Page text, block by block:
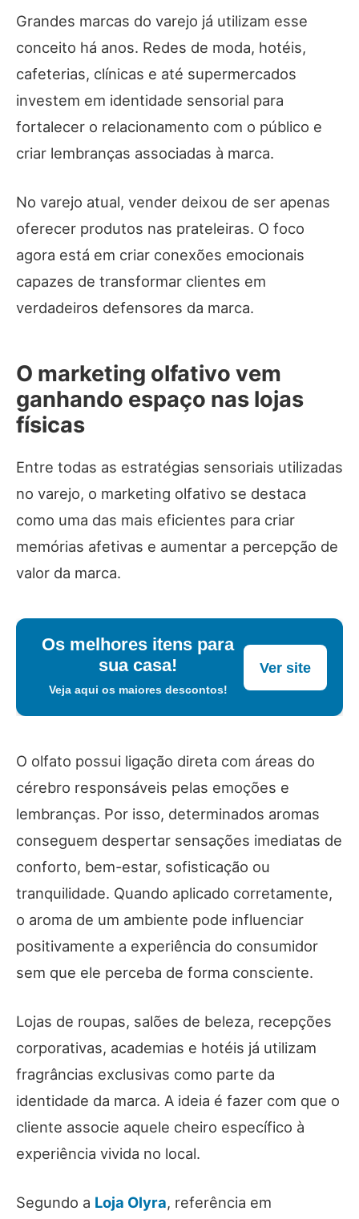
Grandes marcas do varejo já utilizam esse
conceito há anos. Redes de moda, hotéis,
cafeterias, clínicas e até supermercados
investem em identidade sensorial para
fortalecer o relacionamento com o público e
criar lembranças associadas à marca.
No varejo atual, vender deixou de ser apenas
oferecer produtos nas prateleiras. O foco
agora está em criar conexões emocionais
capazes de transformar clientes em
verdadeiros defensores da marca.
O marketing olfativo vem
ganhando espaço nas lojas
físicas
Entre todas as estratégias sensoriais utilizadas
no varejo, o marketing olfativo se destaca
como uma das mais eficientes para criar
memórias afetivas e aumentar a percepção de
valor da marca.
Os melhores itens para
sua casa!
Veja aqui os maiores descontos!
Ver site
O olfato possui ligação direta com áreas do
cérebro responsáveis pelas emoções e
lembranças. Por isso, determinados aromas
conseguem despertar sensações imediatas de
conforto, bem-estar, sofisticação ou
tranquilidade. Quando aplicado corretamente,
o aroma de um ambiente pode influenciar
positivamente a experiência do consumidor
sem que ele perceba de forma consciente.
Lojas de roupas, salões de beleza, recepções
corporativas, academias e hotéis já utilizam
fragrâncias exclusivas como parte da
identidade da marca. A ideia é fazer com que o
cliente associe aquele cheiro específico à
experiência vivida no local.
Segundo a Loja Olyra, referência em